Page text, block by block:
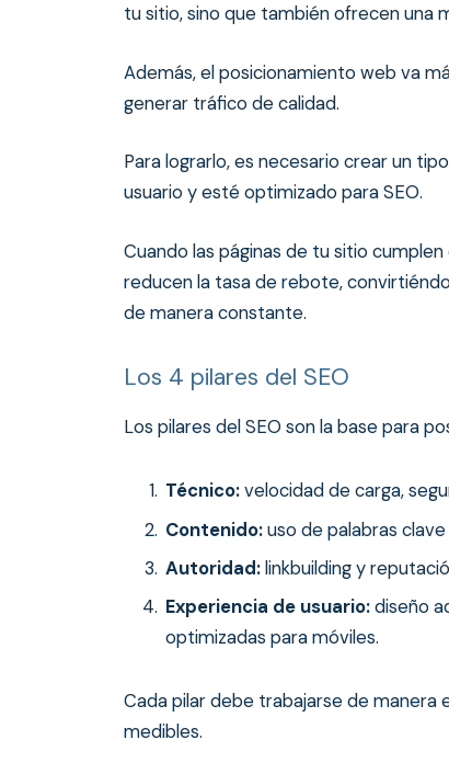
tu sitio, sino que también ofrecen una
Además, el posicionamiento web va
generar tráfico de calidad.
Para lograrlo, es necesario crear un
usuario y esté optimizado para SEO.
Cuando las páginas de tu sitio
reducen la tasa de rebote,
de manera constante.
Los 4 pilares del SEO
Los pilares del SEO son la base para
Técnico:velocidad de carga,
Contenido:uso de palabras
Autoridad: linkbuilding y
Experiencia de usuario:diseño
optimizadas para móviles.
Cada pilar debe trabajarse de manera
medibles.